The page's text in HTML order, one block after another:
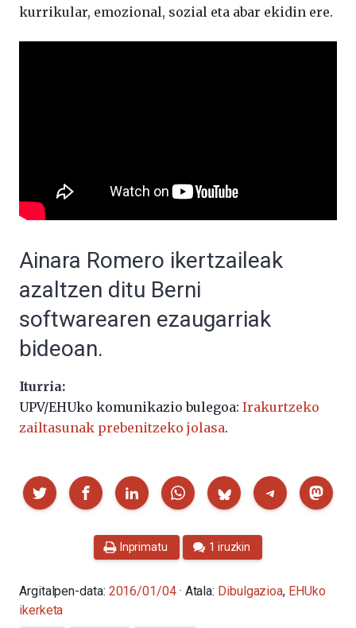
kurrikular, emozional, sozial eta abar ekidin ere.
Ainara Romero ikertzaileak
azaltzen ditu Berni
softwarearen ezaugarriak
bideoan.
Iturria:
UPV/EHUko komunikazio bulegoa: Irakurtzeko
zailtasunak prebenitzeko jolasa.
Partekatu
Inprimatu 1 iruzkin
Argitalpen-data: 2016/01/04 · Atala: Dibulgazioa, EHUko
ikerketa